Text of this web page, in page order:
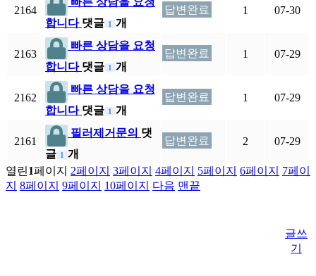
2164
합니다 댓글 1 개
답변완료 1 07-30
2163
빠른 상담을 요청
합니다 댓글 1 개
답변완료 1 07-29
2162
빠른 상담을 요청
합니다 댓글 1 개
답변완료 1 07-29
2161
필러제거문의 댓
글 1 개
답변완료 2 07-29
열린1페이지 2페이지 3페이지 4페이지 5페이지 6페이지 7페이
지 8페이지 9페이지 10페이지 다음 맨끝
글쓰
기